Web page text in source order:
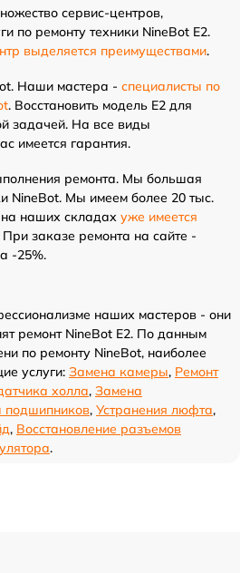
сервис-центров,
по ремонту техники NineBot E2.
выделяется преимуществами.
Наши мастера - специалисты по
. Восстановить модель E2 для
задачей. На все виды
имеется гарантия.
ремонта. Мы большая
NineBot. Мы имеем более 20 тыс.
наших складах уже имеется
При заказе ремонта на сайте -
-25%.
наших мастеров - они
ремонт NineBot E2. По данным
по ремонту NineBot, наиболее
услуги: Замена камеры, Ремонт
холла, Замена
подшипников, Устранения люфта,
, Восстановление разъемов
.